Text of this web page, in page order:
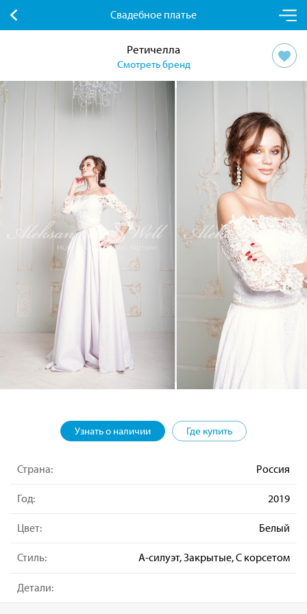
Свадебное платье
Ретичелла
Смотреть бренд
Узнать о наличии Где купить
Страна: Россия
Год: 2019
Цвет: Белый
Стиль: А-силуэт, Закрытые, С корсетом
Детали: